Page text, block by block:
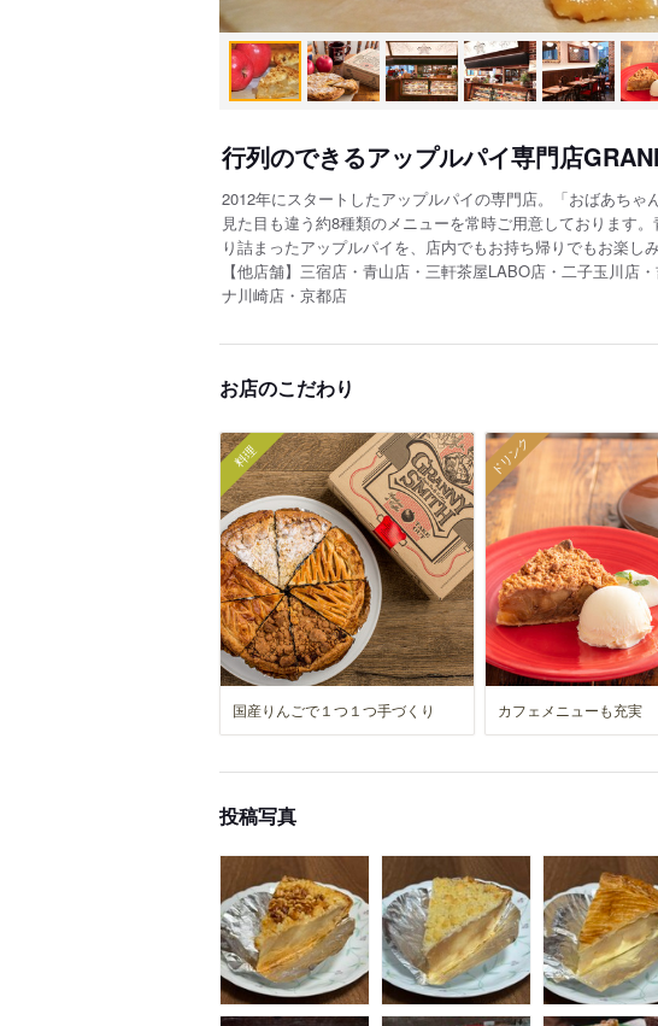
行列のできるアップルパイ専門店
2012年にスタートしたアップルパイの専門店。「おばあち
見た目も違う約8種類のメニューを常時ご用意しております
り詰まったアップルパイを、店内でもお持ち帰りでもお楽しみ
【他店舗】三宿店・青山店・三軒茶屋LABO店・二子玉川店
ナ川崎店・京都店
お店のこだわり
料理
国産りんごで１つ１つ手づくり
ドリンク
カフェメニューも充実
投稿写真